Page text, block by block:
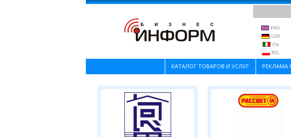
ENG
GER
ITA
POL
КАТАЛОГ ТОВАРОВ И УСЛУГ РЕКЛАМА